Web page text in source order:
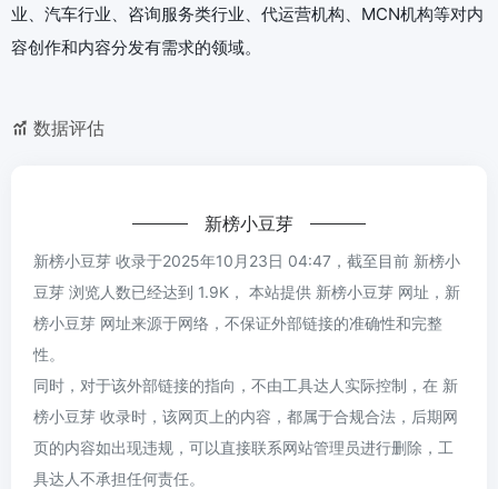
业、汽车行业、咨询服务类行业、代运营机构、MCN机构等对内
容创作和内容分发有需求的领域。
数据评估
新榜小豆芽
新榜小豆芽 收录于2025年10月23日 04:47，截至目前 新榜小
豆芽 浏览人数已经达到 1.9K， 本站提供 新榜小豆芽 网址，新
榜小豆芽 网址来源于网络，不保证外部链接的准确性和完整
性。
同时，对于该外部链接的指向，不由工具达人实际控制，在 新
榜小豆芽 收录时，该网页上的内容，都属于合规合法，后期网
页的内容如出现违规，可以直接联系网站管理员进行删除，工
具达人不承担任何责任。